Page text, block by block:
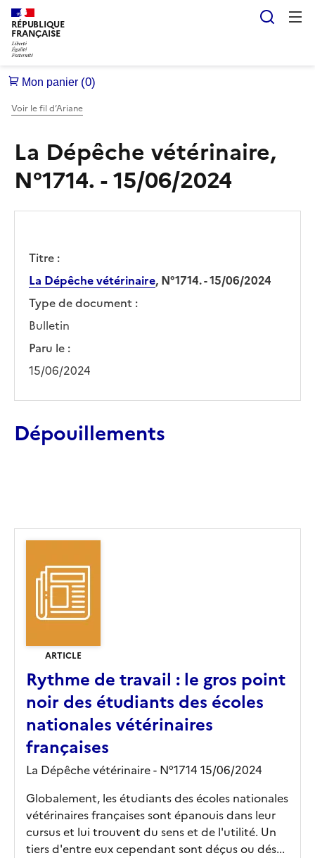
RÉPUBLIQUE
FRANÇAISE
Voir le fil d’Ariane
La Dépêche vétérinaire,
N°1714. - 15/06/2024
Titre :
La Dépêche vétérinaire, N°1714. - 15/06/2024
Type de document :
Bulletin
Paru le :
15/06/2024
Dépouillements
ARTICLE
Rythme de travail : le gros point
noir des étudiants des écoles
nationales vétérinaires
françaises
La Dépêche vétérinaire - N°1714 15/06/2024
Globalement, les étudiants des écoles nationales
vétérinaires françaises sont épanouis dans leur
cursus et lui trouvent du sens et de l'utilité. Un
tiers d'entre eux cependant sont déçus ou dés...